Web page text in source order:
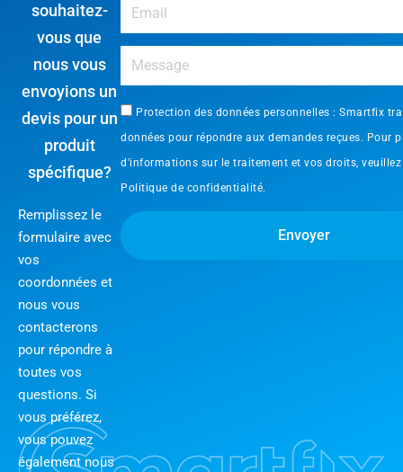
souhaitez-
vous que
nous vous
envoyions un
devis pour un
produit
spécifique?
Remplissez le
formulaire avec
vos
coordonnées et
nous vous
contacterons
pour répondre à
toutes vos
questions. Si
vous préférez,
vous pouvez
également nous
Protection des données personnelles : Smartfix
données pour répondre aux demandes reçues. Pour
d'informations sur le traitement et vos droits,
Politique de confidentialité.
Envoyer